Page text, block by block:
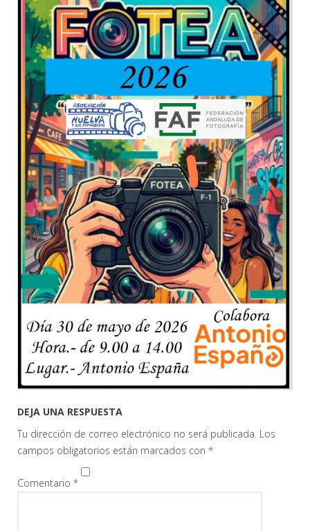
DEJA UNA RESPUESTA
Tu dirección de correo electrónico no será publicada. Los
campos obligatorios están marcados con *
Comentario *